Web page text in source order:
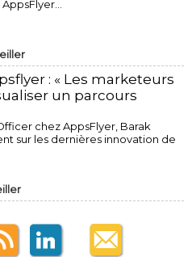
: « Les marketeurs
un parcours
chez AppsFlyer, ​Barak
sur les dernières innovation de